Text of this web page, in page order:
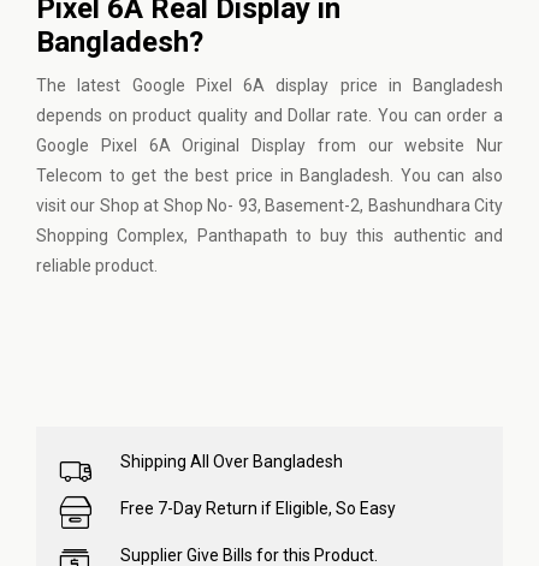
Pixel 6A Real Display in
Bangladesh?
The latest Google Pixel 6A display price in Bangladesh
depends on product quality and Dollar rate. You can order a
Google Pixel 6A Original Display from our website
Nur
Telecom to get the best price in Bangladesh. You can also
visit our Shop at Shop No- 93, Basement-2, Bashundhara City
Shopping Complex, Panthapath to buy this authentic and
reliable product.
Shipping All Over Bangladesh
Free 7-Day Return if Eligible, So Easy
Supplier Give Bills for this Product.